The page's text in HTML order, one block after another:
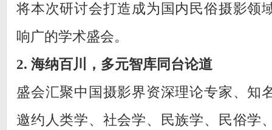
将本次研讨会打造成为国内民俗摄影领
响广的学术盛会。
2. 海纳百川，多元智库同台论道
盛会汇聚中国摄影界资深理论专家、知
邀约人类学、社会学、民族学、民俗学